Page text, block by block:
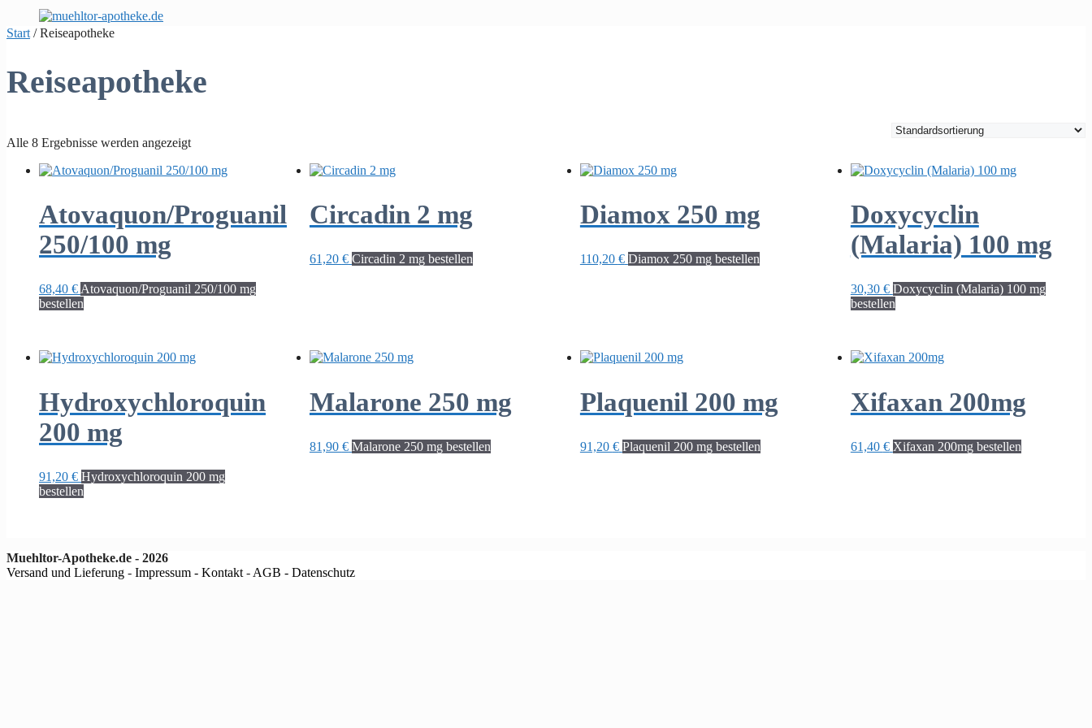
Inhalt
springen
Start / Reiseapotheke
Reiseapotheke
Alle 8 Ergebnisse werden angezeigt
Atovaquon/Proguanil
250/100 mg
68,40 € Atovaquon/Proguanil 250/100 mg
bestellen
Circadin 2 mg
61,20 € Circadin 2 mg bestellen
Diamox 250 mg
110,20 € Diamox 250 mg bestellen
Doxycyclin
(Malaria) 100 mg
30,30 € Doxycyclin (Malaria) 100 mg
bestellen
Hydroxychloroquin
200 mg
91,20 € Hydroxychloroquin 200 mg
bestellen
Malarone 250 mg
81,90 € Malarone 250 mg bestellen
Plaquenil 200 mg
91,20 € Plaquenil 200 mg bestellen
Xifaxan 200mg
61,40 € Xifaxan 200mg bestellen
Muehltor-Apotheke.de - 2026
Versand und Lieferung - Impressum - Kontakt - AGB - Datenschutz